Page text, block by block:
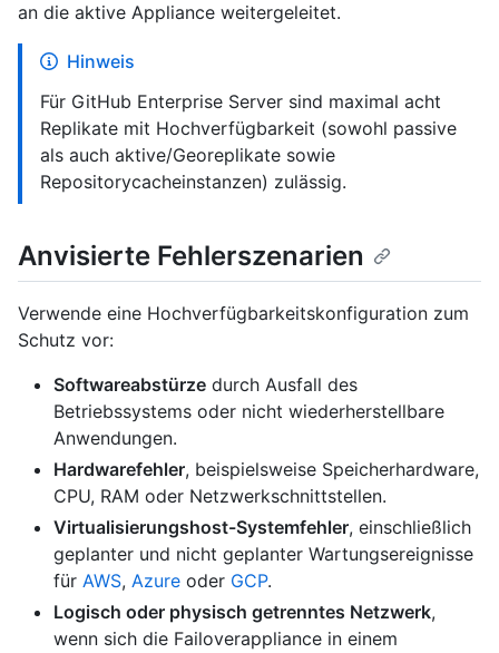
an die aktive Appliance weitergeleitet.
Hinweis
Für GitHub Enterprise Server sind maximal acht
Replikate mit Hochverfügbarkeit (sowohl passive
als auch aktive/Georeplikate sowie
Repositorycacheinstanzen) zulässig.
Anvisierte Fehlerszenarien
Verwende eine Hochverfügbarkeitskonfiguration zum
Schutz vor:
Softwareabstürze durch Ausfall des
Betriebssystems oder nicht wiederherstellbare
Anwendungen.
Hardwarefehler, beispielsweise Speicherhardware,
CPU, RAM oder Netzwerkschnittstellen.
Virtualisierungshost-Systemfehler, einschließlich
geplanter und nicht geplanter Wartungsereignisse
für AWS, Azure oder GCP.
Logisch oder physisch getrenntes Netzwerk,
wenn sich die Failoverappliance in einem